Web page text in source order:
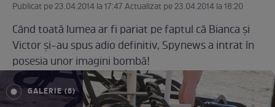
Publicat pe 23.04.2014 la 17:47 Actualizat pe 23.04.2014 la 18:20
Când toată lumea ar fi pariat pe faptul că Bianca şi
Victor şi-au spus adio definitiv, Spynews a intrat în
posesia unor imagini bombă!
GALERIE (6)